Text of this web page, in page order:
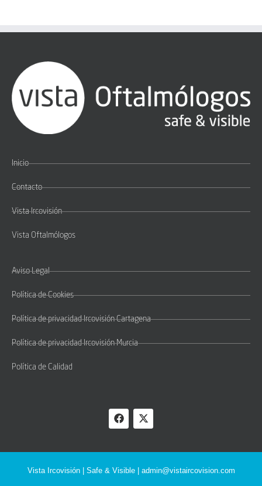
Inicio
Contacto
Vista Ircovisión
Vista Oftalmólogos
Aviso Legal
Política de Cookies
Política de privacidad Ircovisión Cartagena
Política de privacidad Ircovisión Murcia
Política de Calidad
Vista Ircovisión | Safe & Visible | admin@vistaircovision.com